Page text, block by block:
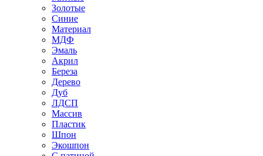
Золотые
Синие
Материал
МДФ
Эмаль
Акрил
Береза
Дерево
Дуб
ЛДСП
Массив
Пластик
Шпон
Экошпон